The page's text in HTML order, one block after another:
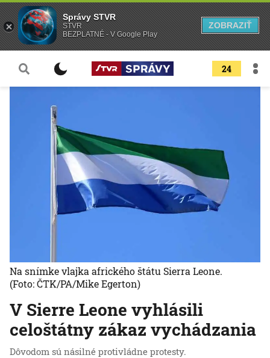
24
V Sierre Leone vyhlásili
celoštátny zákaz vychádzania
Dôvodom sú násilné protivládne protesty.
Na snímke vlajka afrického štátu Sierra Leone.
(Foto: ČTK/PA/Mike Egerton)
Správy STVR
STVR
BEZPLATNÉ - V Google Play
ZOBRAZIŤ